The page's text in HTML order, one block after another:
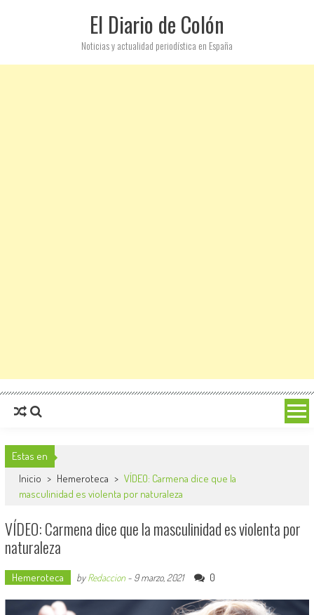
El Diario de Colón
Noticias y actualidad periodística en España
Estas en
Inicio > Hemeroteca > VÍDEO: Carmena dice que la
masculinidad es violenta por naturaleza
VÍDEO: Carmena dice que la masculinidad es violenta por
naturaleza
Hemeroteca byRedaccion- 9 marzo, 2021 0